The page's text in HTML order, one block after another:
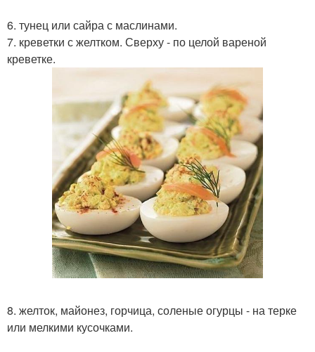
6. тунец или сайра с маслинами.
7. креветки с желтком. Сверху - по целой вареной
креветке.
8. желток, майонез, горчица, соленые огурцы - на терке
или мелкими кусочками.